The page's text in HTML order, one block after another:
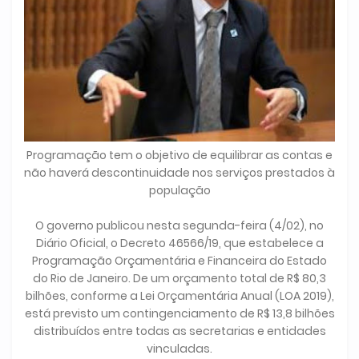
Programação tem o objetivo de equilibrar as contas e
não haverá descontinuidade nos serviços prestados à
população
O governo publicou nesta segunda-feira (4/02), no
Diário Oficial, o Decreto 46566/19, que estabelece a
Programação Orçamentária e Financeira do Estado
do Rio de Janeiro. De um orçamento total de R$ 80,3
bilhões, conforme a Lei Orçamentária Anual (LOA 2019),
está previsto um contingenciamento de R$ 13,8 bilhões
distribuídos entre todas as secretarias e entidades
vinculadas.